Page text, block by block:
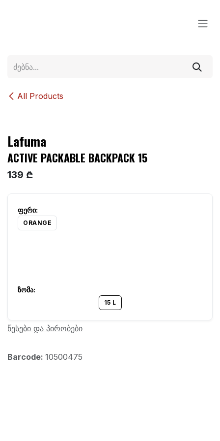
All Products
Lafuma
ACTIVE PACKABLE BACKPACK 15
139 ₾
ORANGE
15 L
წესები და პირობები
Barcode: 10500475